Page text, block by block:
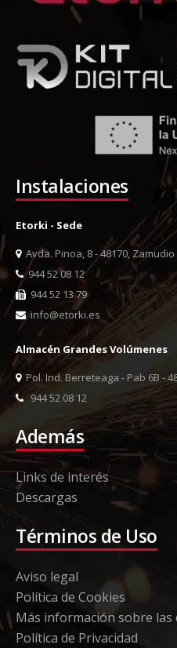
Instalaciones
Etorki - Sede
Avda. Pinoa, 8 - 48170, Zamudio
944 52 08 12
944 52 13 79
info@etorki.es
Almacén Grandes Volúmenes
Pol. Ind. Berreteaga - Pab 6B -
944 52 08 12
Además
Links de interés
Descargas
Términos de Uso
Aviso legal
Política de Cookies
Más información sobre las
Política de Privacidad